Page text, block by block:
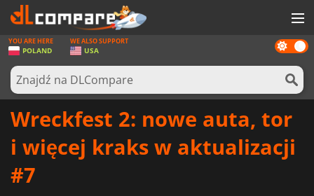
GRY
KARTY DO GIER
OPROGRAMOWANIE
SPRZĘT KOMPUTEROWY
Dark
mode
YOU ARE HERE
POLAND
WE ALSO SUPPORT
USA
Wreckfest 2: nowe auta, tor
i więcej kraks w aktualizacji
#7